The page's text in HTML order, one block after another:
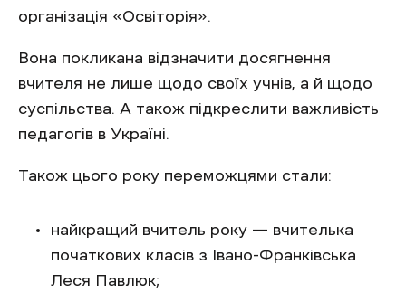
організація «Освіторія».
Вона покликана відзначити досягнення
вчителя не лише щодо своїх учнів, а й щодо
суспільства. А також підкреслити важливість
педагогів в Україні.
Також цього року переможцями стали:
найкращий вчитель року — вчителька
початкових класів з Івано-Франківська
Леся Павлюк;